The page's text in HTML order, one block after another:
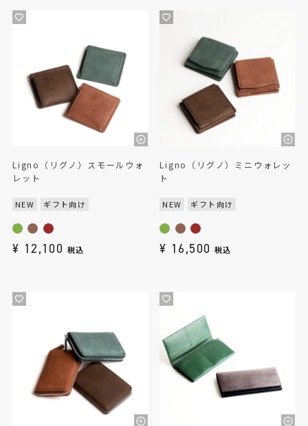
Ligno（リグノ）スモールウォ
レット
NEW ギフト向け
¥ 12,100 税込
Ligno（リグノ）ミニウォレッ
ト
NEW ギフト向け
¥ 16,500 税込